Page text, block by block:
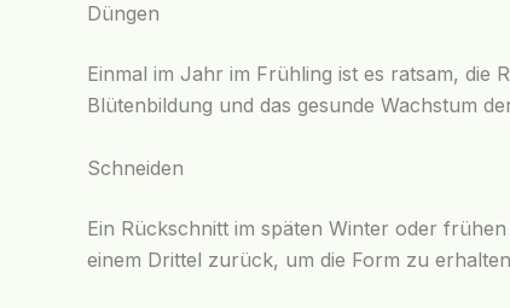
Düngen
Einmal im Jahr im Frühling ist es ratsam, die
Blütenbildung und das gesunde Wachstum
Schneiden
Ein Rückschnitt im späten Winter oder
einem Drittel zurück, um die Form zu